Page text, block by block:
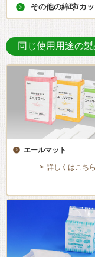
その他の綿球/カ
同じ使用用途の製
エールマット
詳しくはこちら